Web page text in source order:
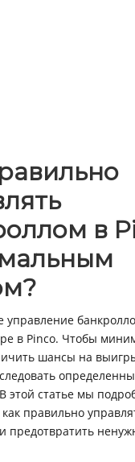
в
управление
в Pinco. Чтобы
шансы на
этой статье мы
правильно
предотвратить